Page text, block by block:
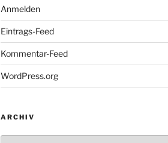
Anmelden
Eintrags-Feed
Kommentar-Feed
WordPress.org
ARCHIV